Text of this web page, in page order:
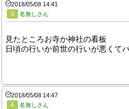
2018/05/08 14:41
3
名無しさん
見たところお寺か神社の看板
日頃の行いか前世の行いが悪くて
2018/05/08 14:47
4
名無しさん